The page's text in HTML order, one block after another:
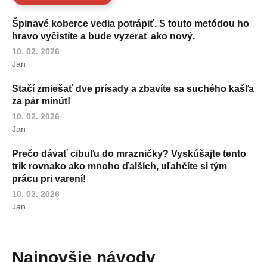
Špinavé koberce vedia potrápiť. S touto metódou ho
hravo vyčistíte a bude vyzerať ako nový.
10. 02. 2026
Jan
Stačí zmiešať dve prísady a zbavíte sa suchého kašľa
za pár minút!
10. 02. 2026
Jan
Prečo dávať cibuľu do mrazničky? Vyskúšajte tento
trik rovnako ako mnoho ďalších, uľahčíte si tým
prácu pri varení!
10. 02. 2026
Jan
Najnovšie návody